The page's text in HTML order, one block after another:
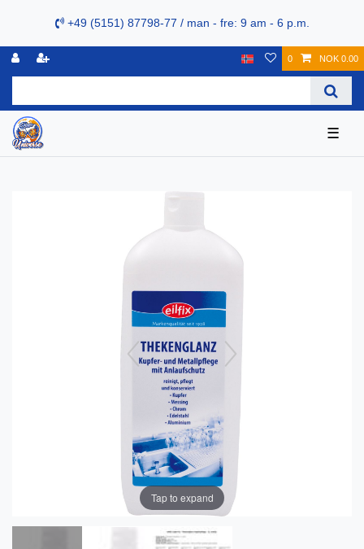
+49 (5151) 87798-77 / man - fre: 9 am - 6 p.m.
0 NOK 0.00
☰
Tap to expand